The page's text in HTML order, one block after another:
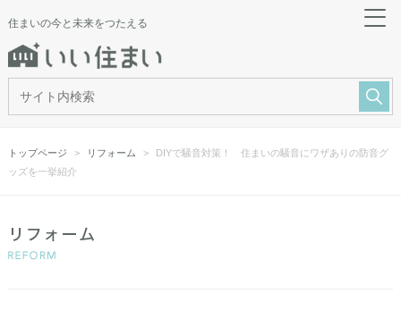
住まいの今と未来をつたえる
トップページ リフォーム
DIYで騒音対策！ 住まいの騒音にワザありの防音グ
ッズを一挙紹介